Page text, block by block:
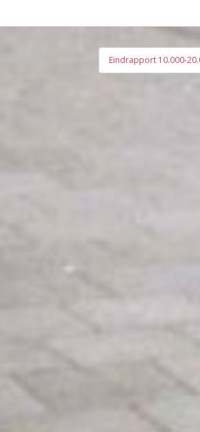
Eindrapport 10.000-